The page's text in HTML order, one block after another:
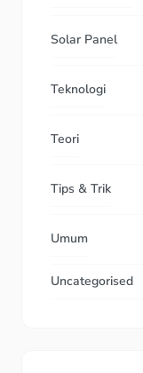
Solar Panel
Teknologi
Teori
Tips & Trik
Umum
Uncategorised